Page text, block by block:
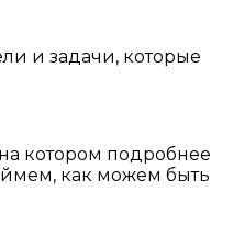
и задачи, которые
котором подробнее
как можем быть